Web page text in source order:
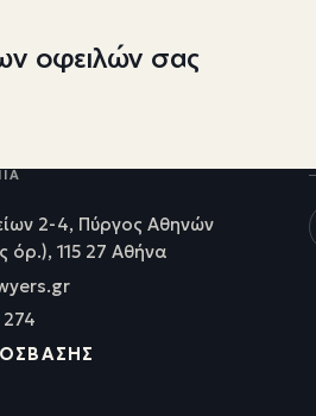
οφειλών σας
2-4, Πύργος Αθηνών
όρ.), 115 27 Αθήνα